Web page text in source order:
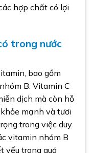
hợp chất có lợi
trong nước
bao gồm
B. Vitamin C
dịch mà còn hỗ
mạnh và tươi
trong việc duy
vitamin nhóm B
yếu trong quá